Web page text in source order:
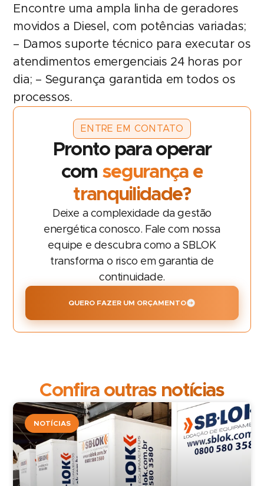
Encontre uma ampla linha de geradores
movidos a Diesel, com potências variadas;
– Damos suporte técnico para executar os
atendimentos emergenciais 24 horas por
dia; – Segurança garantida em todos os
processos.
ENTRE EM CONTATO
Pronto para operar
com segurança e
tranquilidade?
Deixe a complexidade da gestão
energética conosco. Fale com nossa
equipe e descubra como a SBLOK
transforma o risco em garantia de
continuidade.
QUERO FAZER UM ORÇAMENTO
Confira outras notícias
NOTÍCIAS